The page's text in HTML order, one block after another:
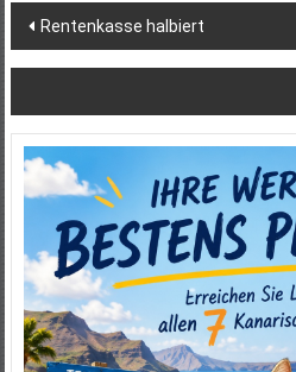
Beitragsnavigation
Rentenkasse halbiert